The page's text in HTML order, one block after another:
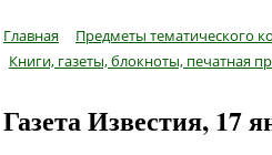
Главная
Предметы тематического
Книги, газеты, блокноты, печатная
Газета Известия, 17